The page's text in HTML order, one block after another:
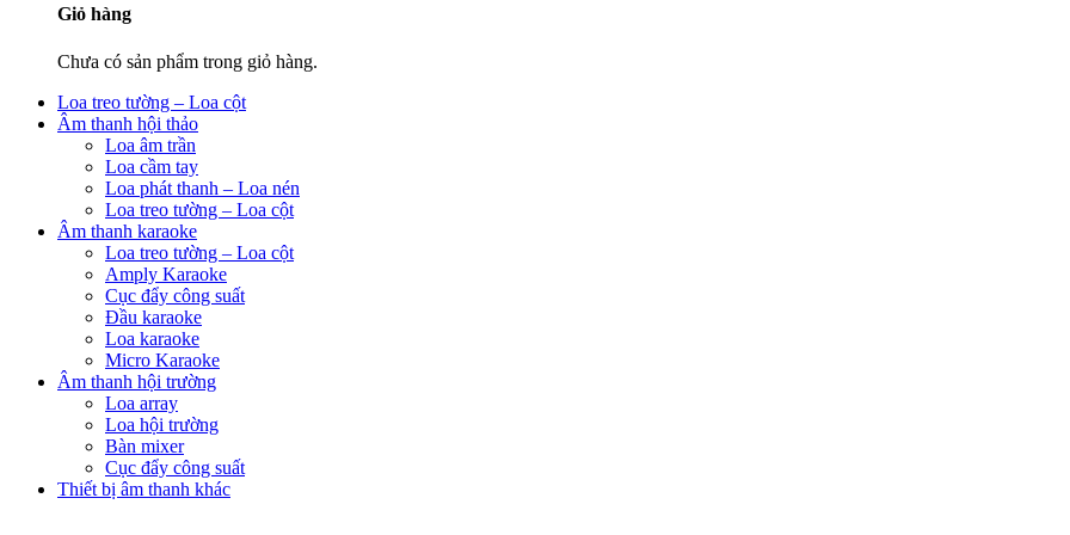
Giỏ hàng
Chưa có sản phẩm trong giỏ hàng.
Loa treo tường – Loa cột
Âm thanh hội thảo
Loa âm trần
Loa cầm tay
Loa phát thanh – Loa nén
Loa treo tường – Loa cột
Âm thanh karaoke
Loa treo tường – Loa cột
Amply Karaoke
Cục đẩy công suất
Đầu karaoke
Loa karaoke
Micro Karaoke
Âm thanh hội trường
Loa array
Loa hội trường
Bàn mixer
Cục đẩy công suất
Thiết bị âm thanh khác